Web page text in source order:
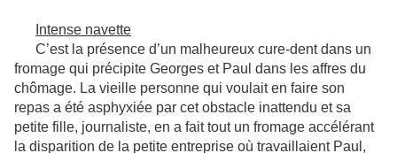
Intense navette
C’est la présence d’un malheureux cure-dent dans un
fromage qui précipite Georges et Paul dans les affres du
chômage. La vieille personne qui voulait en faire son
repas a été asphyxiée par cet obstacle inattendu et sa
petite fille, journaliste, en a fait tout un fromage accélérant
la disparition de la petite entreprise où travaillaient Paul,